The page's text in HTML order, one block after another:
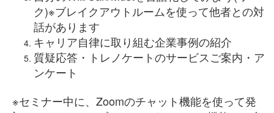
ク)※ブレイクアウトルームを使って他者との対
話があります
キャリア自律に取り組む企業事例の紹介
質疑応答・トレノケートのサービスご案内・ア
ンケート
※セミナー中に、Zoomのチャット機能を使って発